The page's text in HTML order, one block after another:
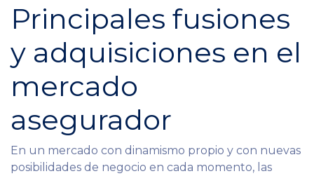
Principales fusiones
y adquisiciones en el
mercado
asegurador
En un mercado con dinamismo propio y con nuevas
posibilidades de negocio en cada momento, las